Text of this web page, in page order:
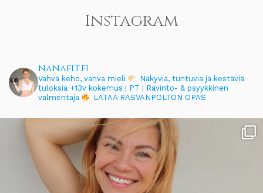
Instagram
nanafit.fi
Vahva keho, vahva mieli
Näkyviä, tuntuvia ja kestäviä
tuloksia +13v kokemus | PT | Ravinto- & psyykkinen
valmentaja
LATAA RASVANPOLTON OPAS